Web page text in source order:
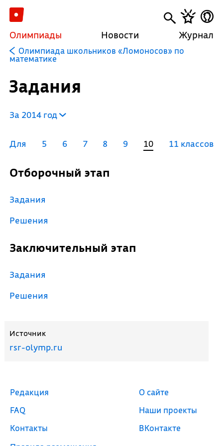
Олимпиады Новости Журнал
Олимпиада школьников «Ломоносов» по
математике
Задания
За 2014 год
Для 5 6 7 8 9 10 11 классов
Отборочный этап
Задания
Решения
Заключительный этап
Задания
Решения
Источник
rsr-olymp.ru
Редакция
FAQ
Контакты
О сайте
Наши проекты
ВКонтакте